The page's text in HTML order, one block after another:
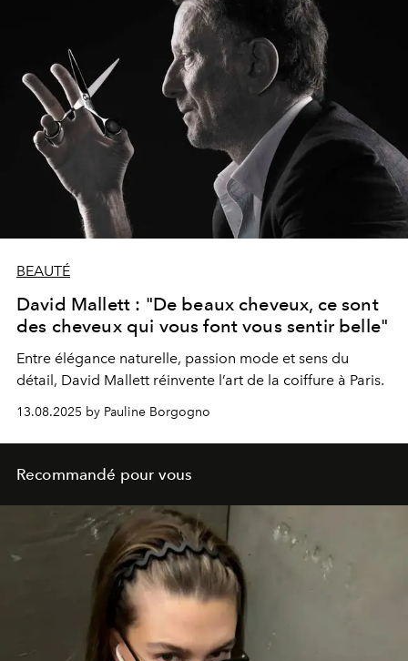
BEAUTÉ
David Mallett : "De beaux cheveux, ce sont
des cheveux qui vous font vous sentir belle"
Entre élégance naturelle, passion mode et sens du
détail, David Mallett réinvente l’art de la coiffure à Paris.
13.08.2025 by Pauline Borgogno
Recommandé pour vous